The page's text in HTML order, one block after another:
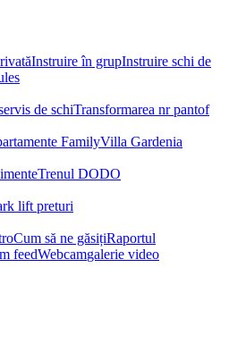
Instruire în grupInstruire schi de
de schiTransformarea nr pantof
FamilyVilla Gardenia
Trenul DODO
lift preturi
Cum să ne găsițiRaportul
feedWebcamgalerie video